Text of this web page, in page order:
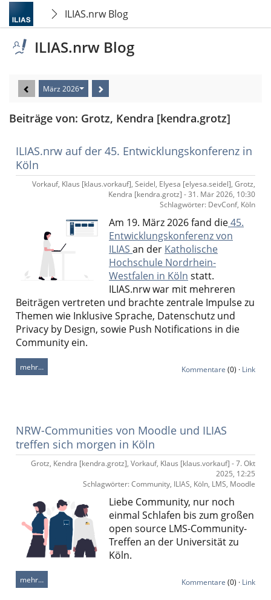
ILIAS.nrw Blog
ILIAS.nrw Blog
März 2026
Beiträge von: Grotz, Kendra [kendra.grotz]
ILIAS.nrw auf der 45. Entwicklungskonferenz in
Köln
Vorkauf, Klaus [klaus.vorkauf], Seidel, Elyesa [elyesa.seidel], Grotz,
Kendra [kendra.grotz] - 31. Mär 2026, 10:30
Schlagwörter: DevConf, Köln
Am 19. März 2026 fand die45.
Entwicklungskonferenz von
ILIAS an der Katholische
Hochschule Nordrhein-
Westfalen in Köln statt.
ILIAS.nrwwar mit mehreren
Beiträgen vertreten und brachte zentrale Impulse zu
Themen wie Inklusive Sprache, Datenschutz und
Privacy by Design, sowie Push Notifications in die
Community ein.
mehr… Kommentare (0) · Link
NRW-Communities von Moodle und ILIAS
treffen sich morgen in Köln
Grotz, Kendra [kendra.grotz], Vorkauf, Klaus [klaus.vorkauf] - 7. Okt
2025, 12:25
Schlagwörter: Community, ILIAS, Köln, LMS, Moodle
Liebe Community, nur noch
einmal Schlafen bis zum großen
open source LMS-Community-
Treffen an der Universität zu
Köln.
mehr… Kommentare (0) · Link